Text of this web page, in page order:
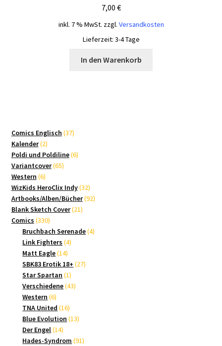
7,00 €
inkl. 7 % MwSt. zzgl. Versandkosten
Lieferzeit: 3-4 Tage
In den Warenkorb
Comics Englisch 3737
Kalender 22
Produkte
Poldi und Poldiline 66
Variantcover 6565
Western 66
Produkte
WizKids HeroClix Indy 3232
Produkte
Artbooks/Alben/Bücher 9292
Blank Sketch Cover 2121
Comics 330330
Produkte
Bruchbach Serenade 44
Link Fighters 44
Matt Eagle 1414
Produkte
SBK83 Erotik 18+ 2727
Star Spartan 11
Produkt
Verschiedene 4343
Western 66
Produkte
TNA United 1616
Produkte
Blue Evolution 1313
Der Engel 1414
Produkte
Hades-Syndrom 9191